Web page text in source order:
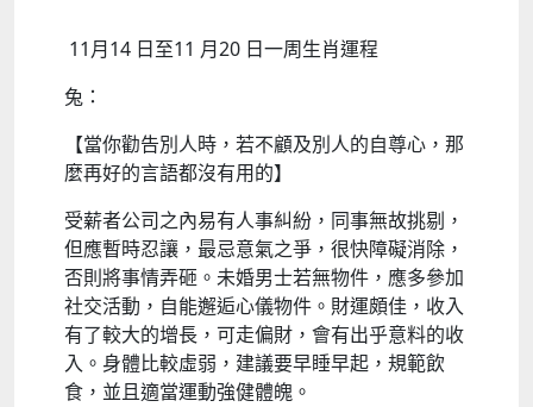
11月14 日至11 月20 日一周生肖運程
兔：
【當你勸告別人時，若不顧及別人的自尊心，那
麼再好的言語都沒有用的】
受薪者公司之內易有人事糾紛，同事無故挑剔，
但應暫時忍讓，最忌意氣之爭，很快障礙消除，
否則將事情弄砸。未婚男士若無物件，應多參加
社交活動，自能邂逅心儀物件。財運頗佳，收入
有了較大的增長，可走偏財，會有出乎意料的收
入。身體比較虛弱，建議要早睡早起，規範飲
食，並且適當運動強健體魄。